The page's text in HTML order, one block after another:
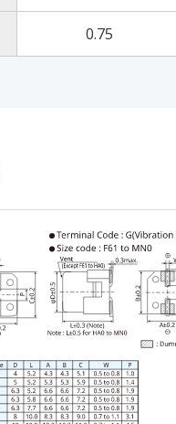
0.75